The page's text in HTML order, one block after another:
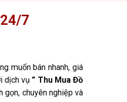
7
muốn bán nhanh, giá
dịch vụ” Thu Mua Đồ
gọn, chuyên nghiệp và